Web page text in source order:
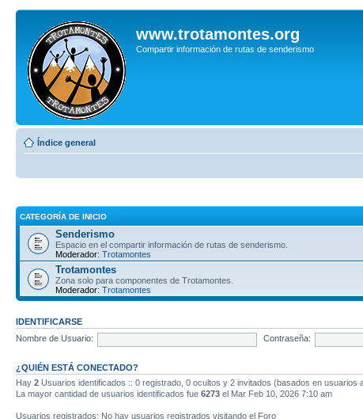
www.trotamontes.org
Compartir información de rutas de senderismo
Índice general
CATEGORÍA DE INICIO
Senderismo
Espacio en el compartir información de rutas de senderismo.
Moderador: Trotamontes
Trotamontes
Zona solo para componentes de Trotamontes.
Moderador: Trotamontes
IDENTIFICARSE
Nombre de Usuario:
Contraseña:
¿QUIÉN ESTÁ CONECTADO?
Hay 2 Usuarios identificados :: 0 registrado, 0 ocultos y 2 invitados (basados en usuarios
La mayor cantidad de usuarios identificados fue 6273 el Mar Feb 10, 2026 7:10 am
Usuarios registrados: No hay usuarios registrados visitando el Foro